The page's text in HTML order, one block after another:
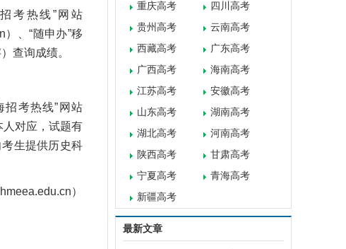
考热线”网站
）、“随申办”移
查询成绩。
考热线”网站
人对应，试题有
生提供历史科
）
重庆高考
四川高考
贵州高考
云南高考
西藏高考
广东高考
广西高考
海南高考
江苏高考
安徽高考
山东高考
湖南高考
湖北高考
河南高考
陕西高考
甘肃高考
宁夏高考
青海高考
新疆高考
最新文章